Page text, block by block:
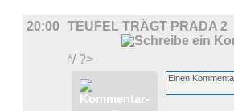
20:00 TEUFEL TRÄGT PRADA 2
*/ ?>